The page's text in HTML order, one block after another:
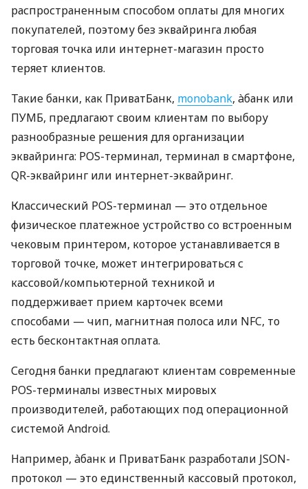
распространенным способом оплаты для многих
покупателей, поэтому без эквайринга любая
торговая точка или интернет-магазин просто
теряет клиентов.
Такие банки, как ПриватБанк, monobank, àбанк или
ПУМБ, предлагают своим клиентам по выбору
разнообразные решения для организации
эквайринга: POS-терминал, терминал в смартфоне,
QR-эквайринг или интернет-эквайринг.
Классический POS-терминал — это отдельное
физическое платежное устройство со встроенным
чековым принтером, которое устанавливается в
торговой точке, может интегрироваться с
кассовой/компьютерной техникой и
поддерживает прием карточек всеми
способами — чип, магнитная полоса или NFC, то
есть бесконтактная оплата.
Сегодня банки предлагают клиентам современные
POS-терминалы известных мировых
производителей, работающих под операционной
системой Android.
Например, àбанк и ПриватБанк разработали JSON-
протокол — это единственный кассовый протокол,